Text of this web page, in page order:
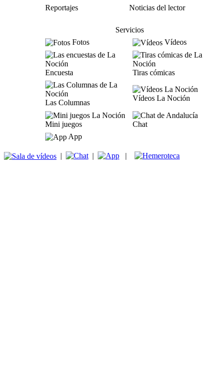
Reportajes
Noticias del lector
Servicios
Fotos
Vídeos
Encuesta Tiras cómicas
Las Columnas
Vídeos La Noción
Mini juegos
Chat
App
| | |